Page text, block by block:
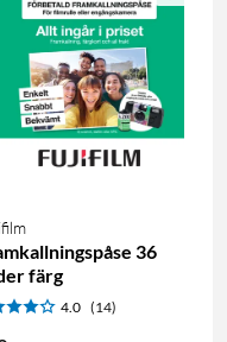
36
färg
4.0 (14)